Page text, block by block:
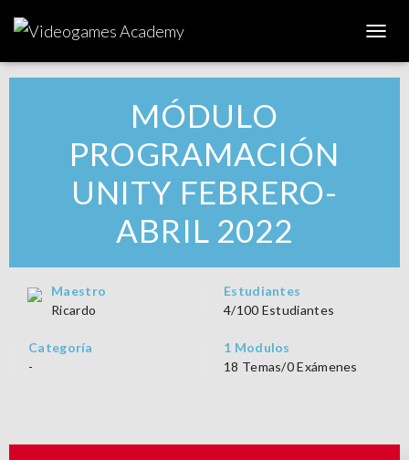
A
M
N
MÓDULO
PROGRAMACIÓN
UNITY FEBRERO-
ABRIL 2022
Maestro
Ricardo
Estudiantes
4/100 Estudiantes
Categoría
-
1 Modulos
18 Temas/0 Exámenes